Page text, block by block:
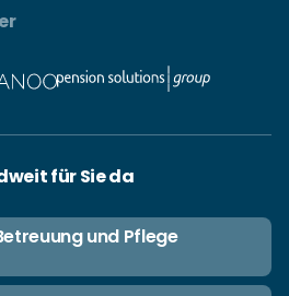
für Sie da
und Pflege